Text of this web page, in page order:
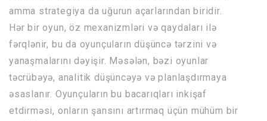
amma strategiya da uğurun açarlarından biridir.
Hər bir oyun, öz mexanizmləri və qaydaları ilə
fərqlənir, bu da oyunçuların düşüncə tərzini və
yanaşmalarını dəyişir. Məsələn, bəzi oyunlar
təcrübəyə, analitik düşüncəyə və planlaşdırmaya
əsaslanır. Oyunçuların bu bacarıqları inkişaf
etdirməsi, onların şansını artırmaq üçün mühüm bir